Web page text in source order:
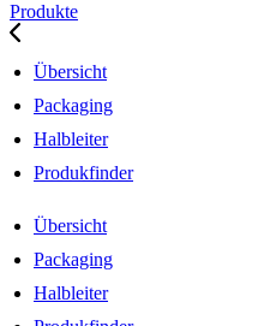
Produkte
Übersicht
Packaging
Halbleiter
Produkfinder
Übersicht
Packaging
Halbleiter